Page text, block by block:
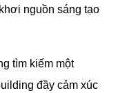
nguồn sáng tạo
tìm kiếm một
đầy cảm xúc